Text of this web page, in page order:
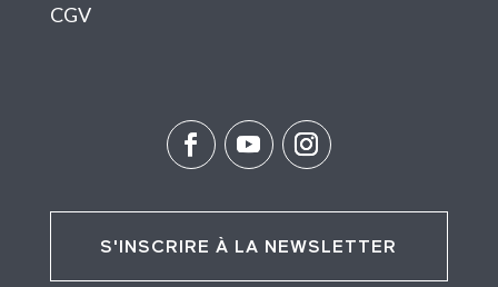
CGV
S'INSCRIRE À LA NEWSLETTER